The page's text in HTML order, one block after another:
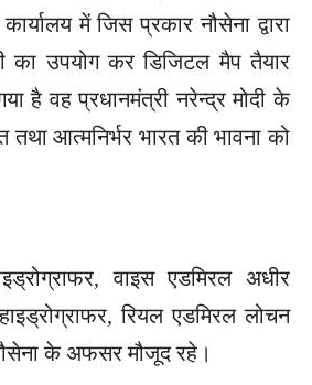
में जिस प्रकार नौसेना द्वारा
का उपयोग कर डिजिटल मैप तैयार
है वह प्रधानमंत्री नरेन्द्र मोदी के
तथा आत्मनिर्भर भारत की भावना को
वाइस एडमिरल अधीर
रियल एडमिरल लोचन
के अफसर मौजूद रहे।